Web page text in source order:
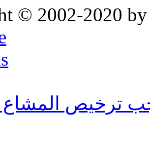
© 2002-2020 by